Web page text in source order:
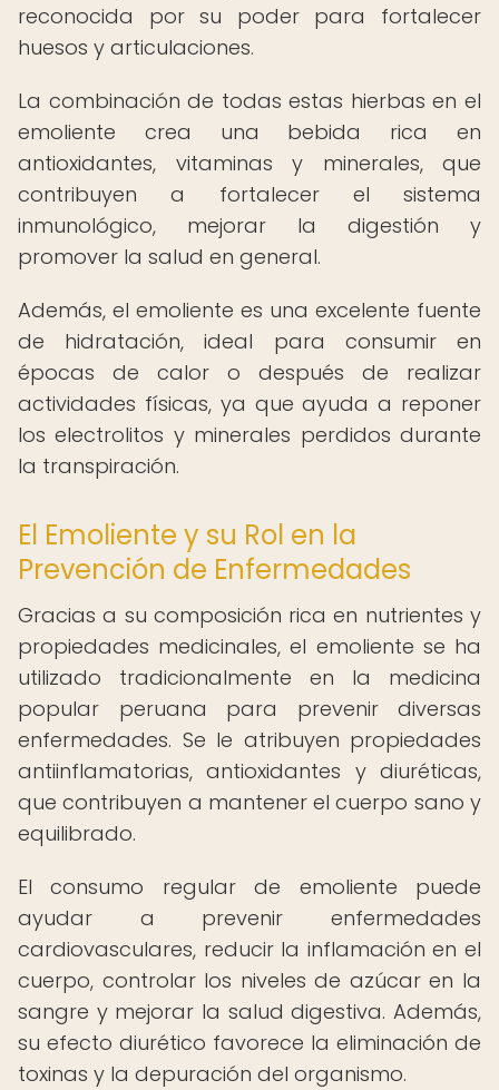
reconocida por su poder para fortalecer
huesos y articulaciones.
La combinación de todas estas hierbas en el
emoliente crea una bebida rica en
antioxidantes, vitaminas y minerales, que
contribuyen a fortalecer el sistema
inmunológico, mejorar la digestión y
promover la salud en general.
Además, el emoliente es una excelente fuente
de hidratación, ideal para consumir en
épocas de calor o después de realizar
actividades físicas, ya que ayuda a reponer
los electrolitos y minerales perdidos durante
la transpiración.
El Emoliente y su Rol en la
Prevención de Enfermedades
Gracias a su composición rica en nutrientes y
propiedades medicinales, el emoliente se ha
utilizado tradicionalmente en la medicina
popular peruana para prevenir diversas
enfermedades. Se le atribuyen propiedades
antiinflamatorias, antioxidantes y diuréticas,
que contribuyen a mantener el cuerpo sano y
equilibrado.
El consumo regular de emoliente puede
ayudar a prevenir enfermedades
cardiovasculares, reducir la inflamación en el
cuerpo, controlar los niveles de azúcar en la
sangre y mejorar la salud digestiva. Además,
su efecto diurético favorece la eliminación de
toxinas y la depuración del organismo.